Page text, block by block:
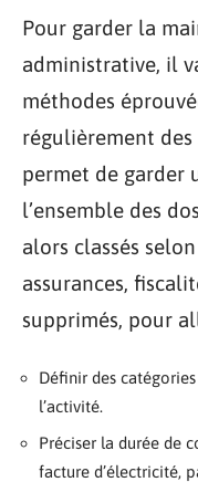
Pour garder la
administrative, il
méthodes
régulièrement des
permet de garder
l’ensemble des
alors classés
assurances,
supprimés, pour
Définir des
l’activité.
Préciser la durée de
facture d’électricité,